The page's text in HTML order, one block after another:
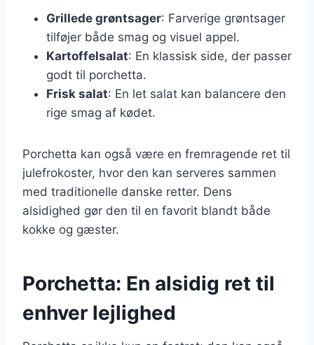
Grillede grøntsager: Farverige grøntsager
tilføjer både smag og visuel appel.
Kartoffelsalat: En klassisk side, der passer
godt til porchetta.
Frisk salat: En let salat kan balancere den
rige smag af kødet.
Porchetta kan også være en fremragende ret til
julefrokoster, hvor den kan serveres sammen
med traditionelle danske retter. Dens
alsidighed gør den til en favorit blandt både
kokke og gæster.
Porchetta: En alsidig ret til
enhver lejlighed